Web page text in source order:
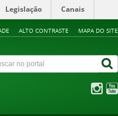
Legislação Canais
ALTO CONTRASTE MAPA DO SITE